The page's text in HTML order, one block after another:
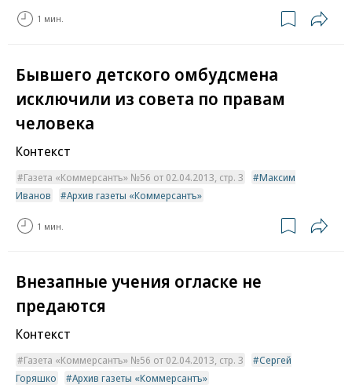
1 мин.
Бывшего детского омбудсмена
исключили из совета по правам
человека
Контекст
Газета «Коммерсантъ» №56 от 02.04.2013, стр. 3
Максим
Иванов
Архив газеты «Коммерсантъ»
1 мин.
Внезапные учения огласке не
предаются
Контекст
Газета «Коммерсантъ» №56 от 02.04.2013, стр. 3
Сергей
Горяшко
Архив газеты «Коммерсантъ»